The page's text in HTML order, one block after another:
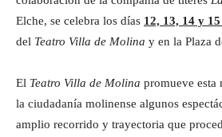
Elche, se celebra los días 12, 13, 14 y
del Teatro Villa de Molina y en la Plaza
El Teatro Villa de Molina promueve esta
la ciudadanía molinense algunos
amplio recorrido y trayectoria que